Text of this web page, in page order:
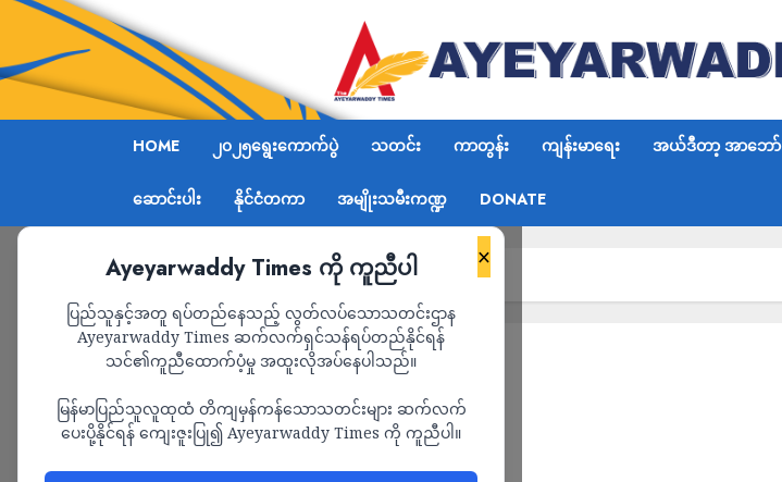
HOME ၂၀၂၅ရွေးကောက်ပွဲ သတင်း ကာတွန်း ကျန်းမာရေး အယ်ဒီတာ့ အာဘော်
ဆောင်းပါး နိုင်ငံတကာ အမျိုးသမီးကဏ္ဍ DONATE
×
Ayeyarwaddy Times ကို ကူညီပါ
ပြည်သူနှင့်အတူ ရပ်တည်နေသည့် လွတ်လပ်သောသတင်းဌာန
Ayeyarwaddy Times ဆက်လက်ရှင်သန်ရပ်တည်နိုင်ရန်
သင်၏ကူညီထောက်ပံ့မှု အထူးလိုအပ်နေပါသည်။
မြန်မာပြည်သူလူထုထံ တိကျမှန်ကန်သောသတင်းများ ဆက်လက်
ပေးပို့နိုင်ရန် ကျေးဇူးပြု၍ Ayeyarwaddy Times ကို ကူညီပါ။
Home “သေချာရှို့နော်”
ကာတွန်း
“သေချာရှို့နော်”
ADMIN APRIL 2, 2026